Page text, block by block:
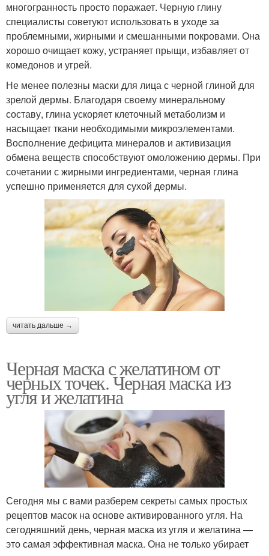
многогранность просто поражает. Черную глину
специалисты советуют использовать в уходе за
проблемными, жирными и смешанными покровами. Она
хорошо очищает кожу, устраняет прыщи, избавляет от
комедонов и угрей.
Не менее полезны маски для лица с черной глиной для
зрелой дермы. Благодаря своему минеральному
составу, глина ускоряет клеточный метаболизм и
насыщает ткани необходимыми микроэлементами.
Восполнение дефицита минералов и активизация
обмена веществ способствуют омоложению дермы. При
сочетании с жирными ингредиентами, черная глина
успешно применяется для сухой дермы.
читать дальше →
Черная маска с желатином от
черных точек. Черная маска из
угля и желатина
Сегодня мы с вами разберем секреты самых простых
рецептов масок на основе активированного угля. На
сегодняшний день, черная маска из угля и желатина —
это самая эффективная маска. Она не только убирает